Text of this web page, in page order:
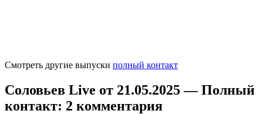
Смотреть другие выпуски полный контакт
Соловьев Live от 21.05.2025 — Полный
контакт: 2 комментария